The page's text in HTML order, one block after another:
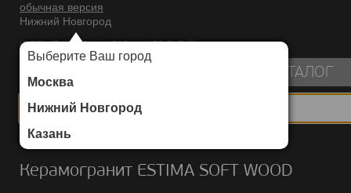
обычная версия
Нижний Новгород
Выберите Ваш город
Москва
Нижний Новгород
Казань
ИНТЕРНЕТ-МАГАЗИН НАПОЛЬНЫХ ПОКРЫТИЙ
КАТАЛОГ
Каталог
Керамогранит ESTIMA SOFT WOOD